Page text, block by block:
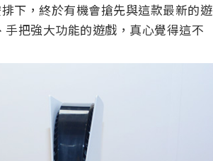
下，終於有機會搶先與這款最新的遊
把強大功能的遊戲，真心覺得這不